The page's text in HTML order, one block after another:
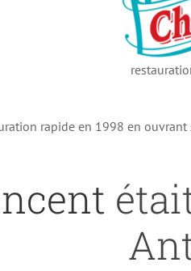
rapide en 1998 en